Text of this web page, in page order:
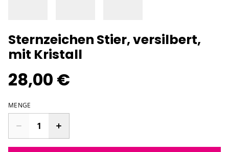
Sternzeichen Stier, versilbert,
mit Kristall
28,00 €
MENGE